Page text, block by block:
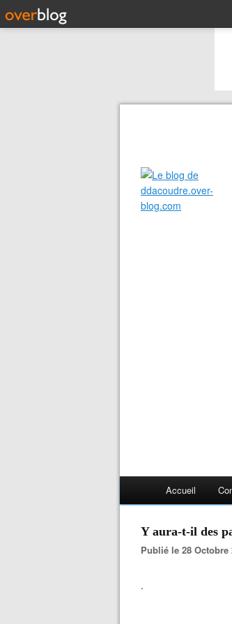
Accueil
Y aura-t-il des
Publié le 28 Octobre
.